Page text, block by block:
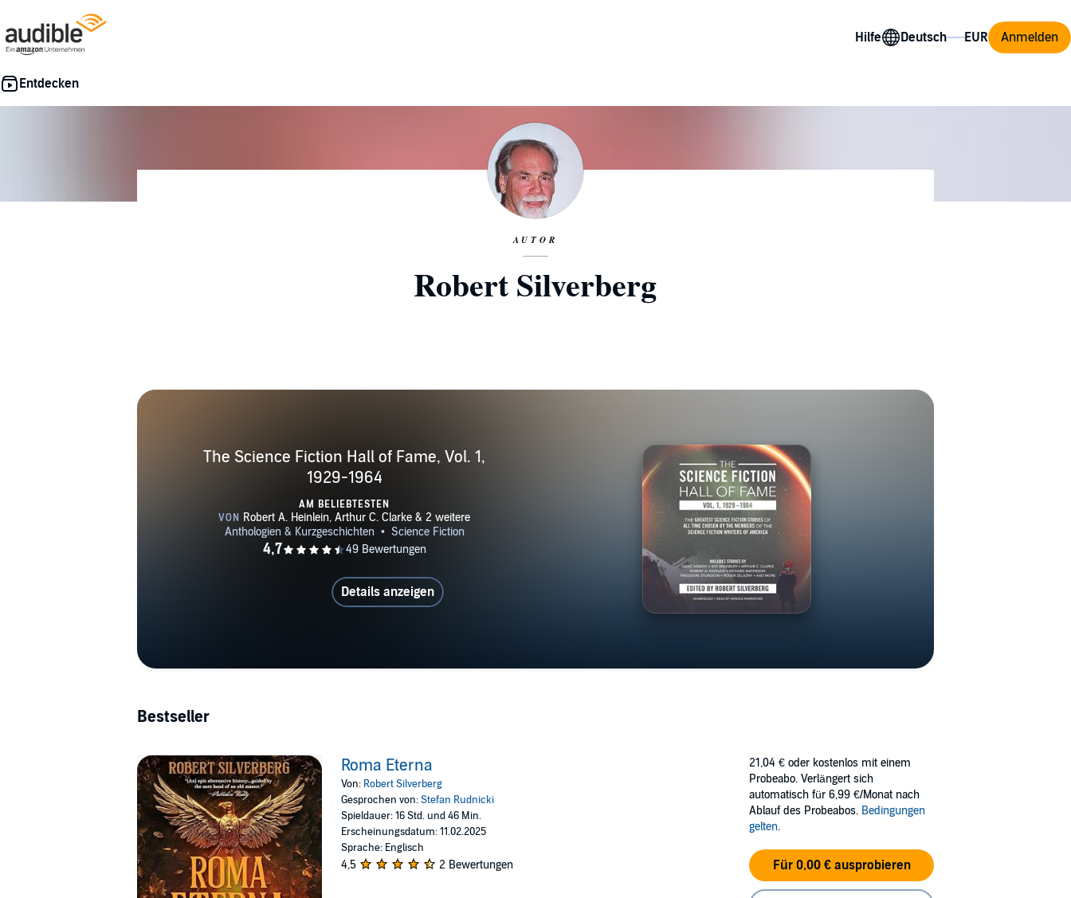
Hilfe Anmelden
AUTOR
Robert Silverberg
The Science Fiction Hall of Fame, Vol. 1,
1929-1964
AM BELIEBTESTEN
Details anzeigen
Bestseller
Roma Eterna
Von: Robert Silverberg
Gesprochen von:Stefan Rudnicki
Spieldauer: 16 Std. und 46 Min.
Erscheinungsdatum: 11.02.2025
Sprache: Englisch
4,5 2 Bewertungen
21,04 € oder kostenlos mit einem
Probeabo. Verlängert sich
automatisch für 6,99 €/Monat nach
Ablauf des Probeabos. Bedingungen
gelten.
Für 0,00 € ausprobieren